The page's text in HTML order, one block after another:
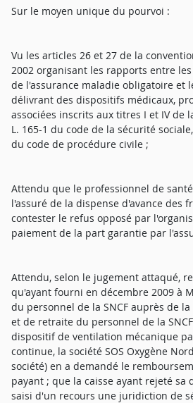
Sur le moyen unique du pourvoi :
Vu les articles 26 et 27 de la
2002 organisant les rapports entre
de l'assurance maladie obligatoire et
délivrant des dispositifs médicaux,
associées inscrits aux titres I et IV de
L. 165-1 du code de la sécurité
du code de procédure civile ;
Attendu que le professionnel de
l'assuré de la dispense d'avance des
contester le refus opposé par
paiement de la part garantie par
Attendu, selon le jugement attaqué,
qu'ayant fourni en décembre 2009 à
du personnel de la SNCF auprès de
et de retraite du personnel de la
dispositif de ventilation mécanique
continue, la société SOS Oxygène
société) en a demandé le
payant ; que la caisse ayant rejeté sa
saisi d'un recours une juridiction de